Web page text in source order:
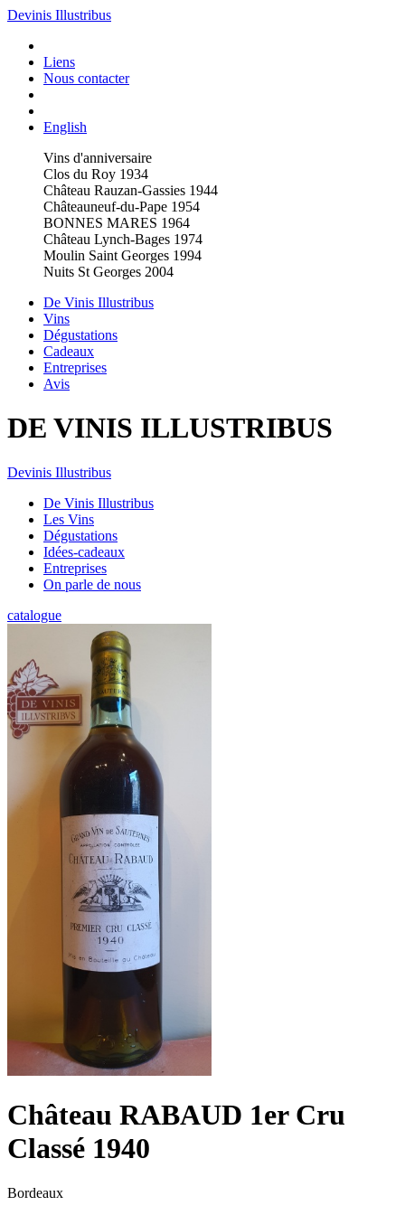
Devinis Illustribus
Liens
Nous contacter
English
Vins d'anniversaire
Clos du Roy 1934
Château Rauzan-Gassies 1944
Châteauneuf-du-Pape 1954
BONNES MARES 1964
Château Lynch-Bages 1974
Moulin Saint Georges 1994
Nuits St Georges 2004
De Vinis Illustribus
Vins
Dégustations
Cadeaux
Entreprises
Avis
DE VINIS ILLUSTRIBUS
Devinis Illustribus
De Vinis Illustribus
Les Vins
Dégustations
Idées-cadeaux
Entreprises
On parle de nous
catalogue
Château RABAUD 1er Cru
Classé 1940
Bordeaux